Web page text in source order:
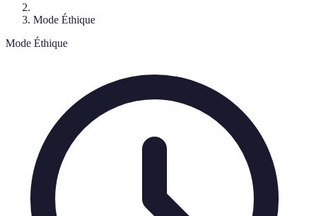
Mode Éthique
Mode Éthique